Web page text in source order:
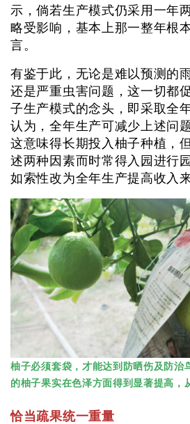
示，倘若生产模式仍采用一年
略受影响，基本上那一整年根
言。
有鉴于此，无论是难以预测的
还是严重虫害问题，这一切都
子生产模式的念头，即采取全
认为，全年生产可减少上述问
这意味得长期投入柚子种植，
述两种因素而时常得入园进行
如索性改为全年生产提高收入
柚子必须套袋，才能达到防晒伤及防治
的柚子果实在色泽方面得到显著提高，
恰当疏果统一重量